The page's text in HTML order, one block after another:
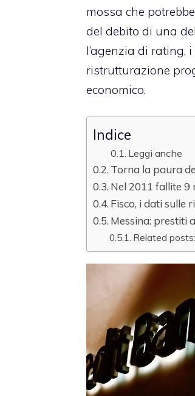
mossa che
del debito di una
l’agenzia di rating,
ristrutturazione
economico.
Indice
Leggi anche
Torna la paura
Nel 2011 fallite 9
Fisco, i dati sulle
Messina: prestiti
Related posts: